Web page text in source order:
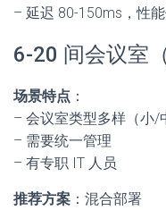
– 延迟 80-150ms，性
6-20 间会议室
场景特点 ：
– 会议室类型多样（小/
– 需要统一管理
– 有专职 IT 人员
推荐方案 ：混合部署